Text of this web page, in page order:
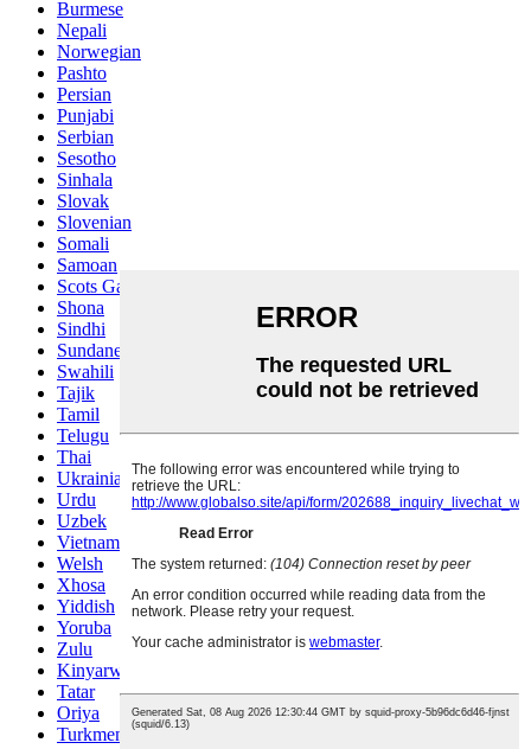
Burmese
Nepali
Norwegian
Pashto
Persian
Punjabi
Serbian
Sesotho
Sinhala
Slovak
Slovenian
Somali
Samoan
Scots Gaelic
Shona
Sindhi
Sundanese
Swahili
Tajik
Tamil
Telugu
Thai
Ukrainian
Urdu
Uzbek
Vietnamese
Welsh
Xhosa
Yiddish
Yoruba
Zulu
Kinyarwanda
Tatar
Oriya
Turkmen